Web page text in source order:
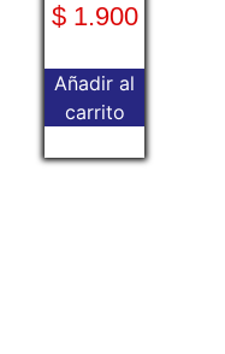
$1.900
Añadir al
carrito